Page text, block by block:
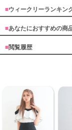
■ウィークリーランキン
■あなたにおすすめの商
■閲覧履歴